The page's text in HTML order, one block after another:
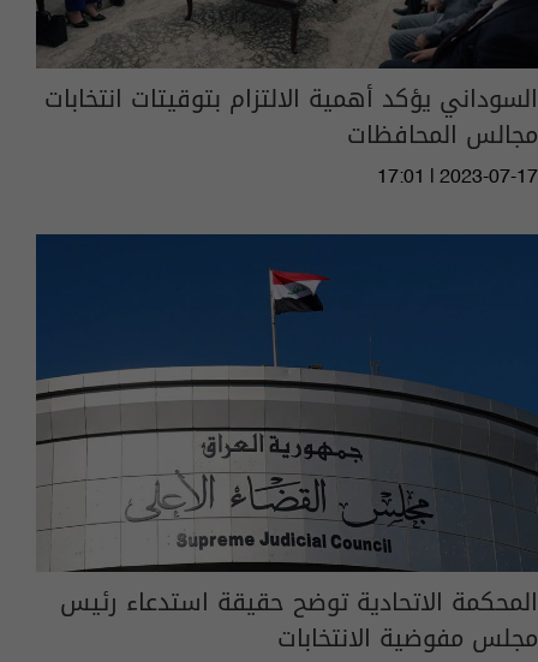
السوداني يؤكد أهمية الالتزام بتوقيتات انتخابات
مجالس المحافظات
17:01 | 2023-07-17
المحكمة الاتحادية توضح حقيقة استدعاء رئيس
مجلس مفوضية الانتخابات